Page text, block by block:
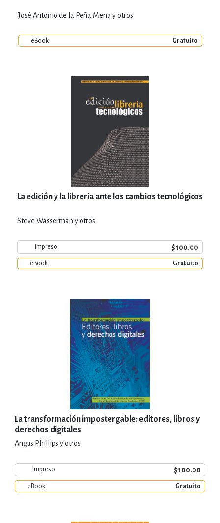
José Antonio de la Peña Mena y otros
eBook Gratuito
La edición y la librería ante los cambios tecnológicos
Steve Wasserman y otros
Impreso $100.00
eBook Gratuito
La transformación impostergable: editores, libros y
derechos digitales
Angus Phillips y otros
Impreso $100.00
eBook Gratuito